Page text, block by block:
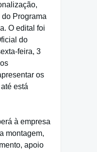
Programa
O edital foi
do
feira, 3
os
está
à empresa
montagem,
apoio